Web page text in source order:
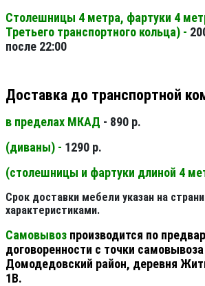
Столешницы 4 метра, фартуки 4
Третьего транспортного кольца) -
после 22:00
Доставка до транспортной
в пределах МКАД - 890 р.
(диваны) - 1290 р.
(столешницы и фартуки длиной 4
Срок доставки мебели указан на
характеристиками.
Самовывоз производится по
договоренности с точки
Домодедовский район, деревня
1В.